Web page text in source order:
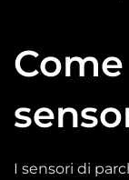
I sensori di